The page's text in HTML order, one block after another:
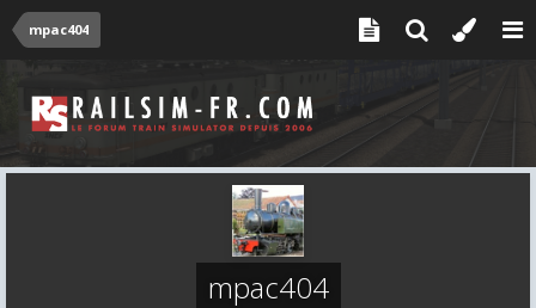
mpac404
mpac404